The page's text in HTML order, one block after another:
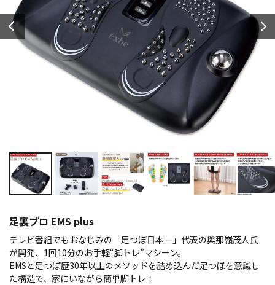
足裏プロ EMS plus
テレビ番組でもおなじみの「足つぼ日本一」代表の與那嶺茂人氏
が開発、1回10分のお手軽“脚トレ”マシーン。
EMSと足つぼ歴30年以上のメソッドを詰め込んだ足つぼを意識し
た構造で、家にいながら簡単脚トレ！